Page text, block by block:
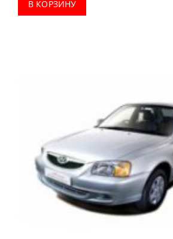
В КОРЗИНУ